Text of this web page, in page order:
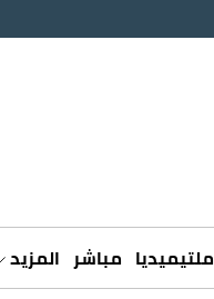
ملتيميديا مباشر المزيد